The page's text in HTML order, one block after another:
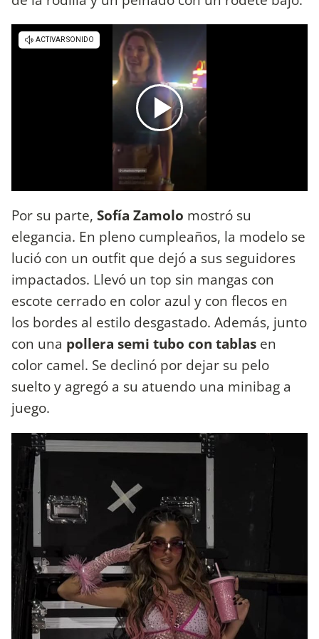
Por su parte, Sofía Zamolo mostró su
elegancia. En pleno cumpleaños, la modelo se
lució con un outfit que dejó a sus seguidores
impactados. Llevó un top sin mangas con
escote cerrado en color azul y con flecos en
los bordes al estilo desgastado. Además, junto
con una pollera semi tubo con tablas en
color camel. Se declinó por dejar su pelo
suelto y agregó a su atuendo una minibag a
juego.